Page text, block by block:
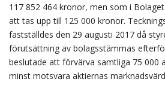
117 852 464 kronor, men som i
att tas upp till 125 000 kronor.
fastställdes den 29 augusti 2017 då
förutsättning av bolagsstämmas
beslutade att förvärva samtliga 75 000
minst motsvara aktiernas